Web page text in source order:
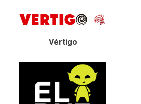
Vértigo